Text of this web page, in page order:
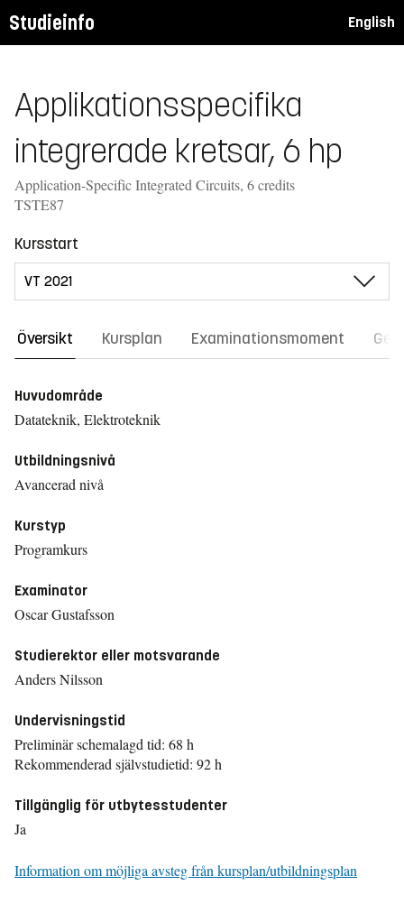
Studieinfo English
Applikationsspecifika
integrerade kretsar, 6 hp
Application-Specific Integrated Circuits, 6 credits
TSTE87
Kursstart
Översikt Kursplan Examinationsmoment
Huvudområde
Datateknik, Elektroteknik
Utbildningsnivå
Avancerad nivå
Kurstyp
Programkurs
Examinator
Oscar Gustafsson
Studierektor eller motsvarande
Anders Nilsson
Undervisningstid
Preliminär schemalagd tid: 68 h
Rekommenderad självstudietid: 92 h
Tillgänglig för utbytesstudenter
Ja
Information om möjliga avsteg från kursplan/utbildningsplan